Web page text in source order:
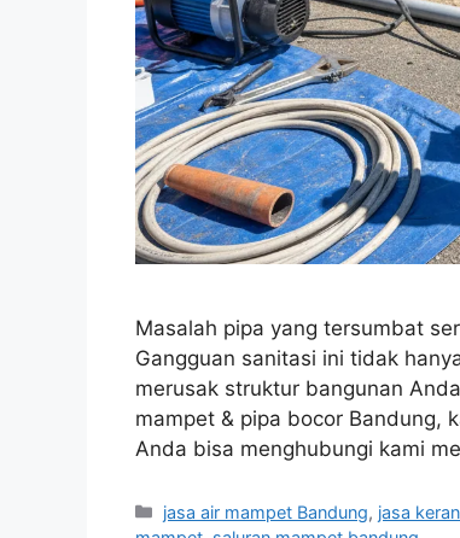
Masalah pipa yang tersumbat
Gangguan sanitasi ini tidak
merusak struktur bangunan
mampet & pipa bocor Bandung,
Anda bisa menghubungi kami
Categories
jasa air mampet Bandung, jasa